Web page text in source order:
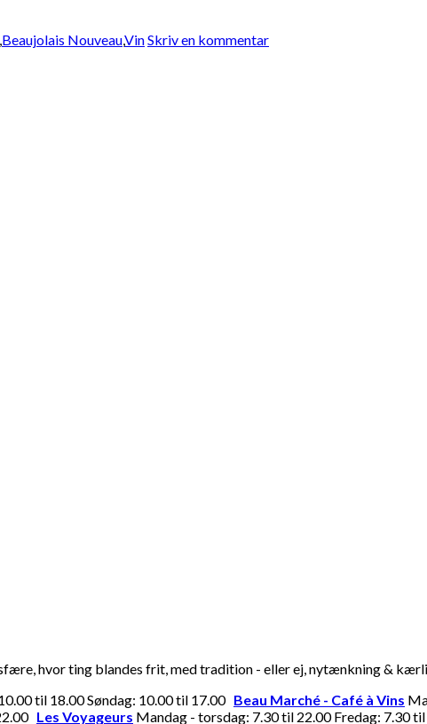
,Beaujolais Nouveau,VinSkriv en kommentar
hvor ting blandes frit, med tradition - eller ej, nytænkning &
til 18.00 Søndag: 10.00 til 17.00 Beau Marché - Café à Vins
Les Voyageurs Mandag - torsdag: 7.30 til 22.00 Fredag: 7.30